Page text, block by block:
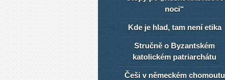
noci“
Kde je hlad, tam není etika
Stručně o Byzantském
katolickém patriarchátu
Češi v německém chomoutu